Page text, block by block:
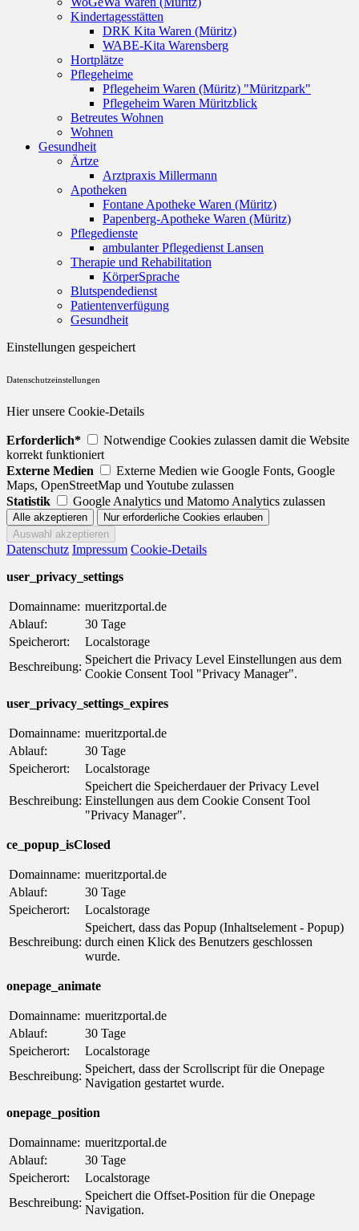
Kindertagesstätten
DRK Kita Waren (Müritz)
WABE-Kita Warensberg
Hortplätze
Pflegeheime
Pflegeheim Waren (Müritz) "Müritzpark"
Pflegeheim Waren Müritzblick
Betreutes Wohnen
Wohnen
Gesundheit
Ärtze
Arztpraxis Millermann
Apotheken
Fontane Apotheke Waren (Müritz)
Papenberg-Apotheke Waren (Müritz)
Pflegedienste
ambulanter Pflegedienst Lansen
Therapie und Rehabilitation
KörperSprache
Blutspendedienst
Patientenverfügung
Gesundheit
Einstellungen gespeichert
Datenschutzeinstellungen
Hier unsere Cookie-Details
Erforderlich*
Notwendige Cookies zulassen damit die Website
korrekt funktioniert
Externe Medien
Externe Medien wie Google Fonts, Google
Maps, OpenStreetMap und Youtube zulassen
Statistik
Google Analytics und Matomo Analytics zulassen
Datenschutz Impressum Cookie-Details
user_privacy_settings
Domainname: mueritzportal.de
Ablauf:
30 Tage
Speicherort:
Localstorage
Beschreibung:
Speichert die Privacy Level Einstellungen aus dem
Cookie Consent Tool "Privacy Manager".
user_privacy_settings_expires
Domainname: mueritzportal.de
Ablauf:
30 Tage
Speicherort:
Localstorage
Beschreibung:
Speichert die Speicherdauer der Privacy Level
Einstellungen aus dem Cookie Consent Tool
"Privacy Manager".
ce_popup_isClosed
Domainname: mueritzportal.de
Ablauf:
30 Tage
Speicherort:
Localstorage
Beschreibung:
Speichert, dass das Popup (Inhaltselement - Popup)
durch einen Klick des Benutzers geschlossen
wurde.
onepage_animate
Domainname: mueritzportal.de
Ablauf:
30 Tage
Speicherort:
Localstorage
Beschreibung:
Speichert, dass der Scrollscript für die Onepage
Navigation gestartet wurde.
onepage_position
Domainname: mueritzportal.de
Ablauf:
30 Tage
Speicherort:
Localstorage
Beschreibung:
Speichert die Offset-Position für die Onepage
Navigation.